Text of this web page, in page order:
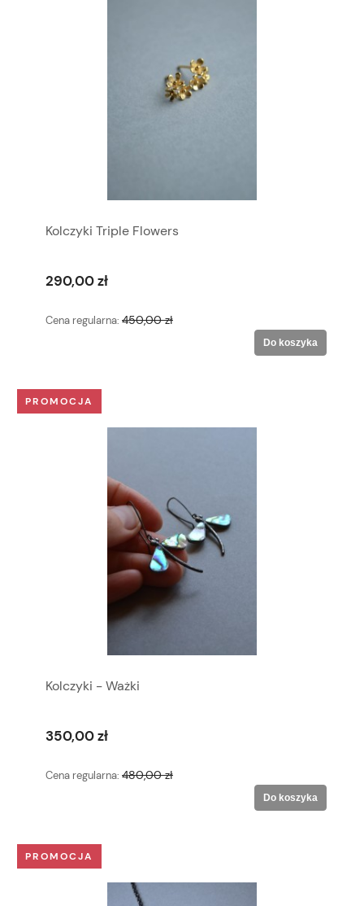
Kolczyki Triple Flowers
290,00 zł
Cena regularna: 450,00 zł
Do koszyka
Kolczyki - Ważki
350,00 zł
Cena regularna: 480,00 zł
Do koszyka
PROMOCJA
PROMOCJA